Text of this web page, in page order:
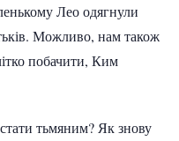
Лео одягнули
Можливо, нам також
побачити, Ким
тьмяним? Як знову